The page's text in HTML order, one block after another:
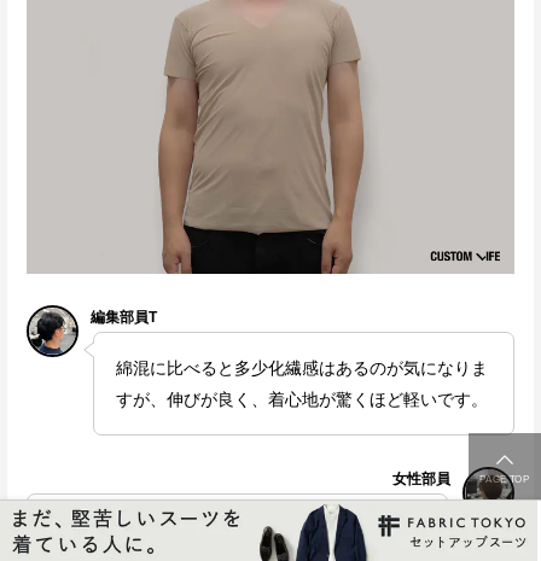
編集部員T
綿混に比べると多少化繊感はあるのが気になりま
すが、伸びが良く、着心地が驚くほど軽いです。
女性部員
とっても薄いので出張でもかさばらなさそう。色
PAGE TOP